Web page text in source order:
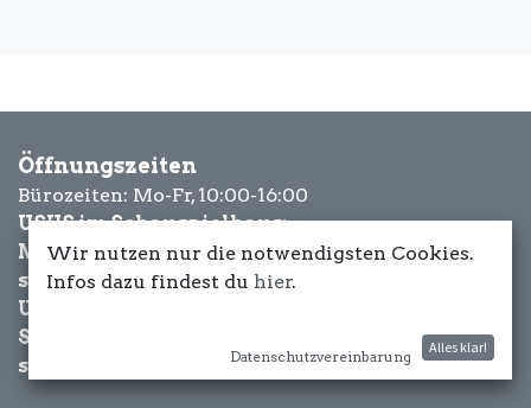
Öffnungszeiten
Bürozeiten: Mo-Fr, 10:00-16:00
USUS im Schauspielhaus:
Mittwoch bis Samstag: ab 18 Uhr
sowie Eventbezogen.
USUS am Wasser:
Schönwetter-
sowie Eventbezogen.
Wir nutzen nur die notwendigsten Cookies.
Infos dazu findest du hier.
Datenschutzvereinbarung
Alles klar!